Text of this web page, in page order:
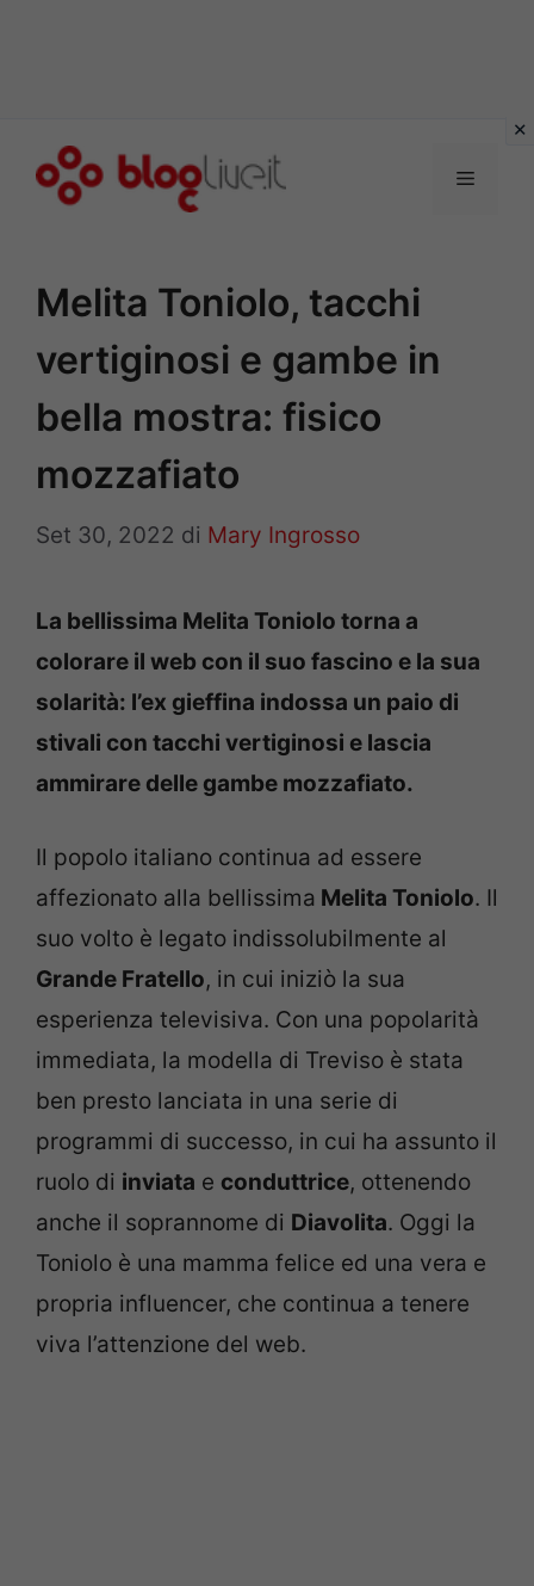
Menu
Melita Toniolo, tacchi
vertiginosi e gambe in
bella mostra: fisico
mozzafiato
Set 30, 2022 di Mary Ingrosso
La bellissima Melita Toniolo torna a
colorare il web con il suo fascino e la sua
solarità: l’ex gieffina indossa un paio di
stivali con tacchi vertiginosi e lascia
ammirare delle gambe mozzafiato.
Il popolo italiano continua ad essere
affezionato alla bellissima Melita Toniolo. Il
suo volto è legato indissolubilmente al
Grande Fratello, in cui iniziò la sua
esperienza televisiva. Con una popolarità
immediata, la modella di Treviso è stata
ben presto lanciata in una serie di
programmi di successo, in cui ha assunto il
ruolo di inviata e conduttrice, ottenendo
anche il soprannome di Diavolita. Oggi la
Toniolo è una mamma felice ed una vera e
propria influencer, che continua a tenere
viva l’attenzione del web.